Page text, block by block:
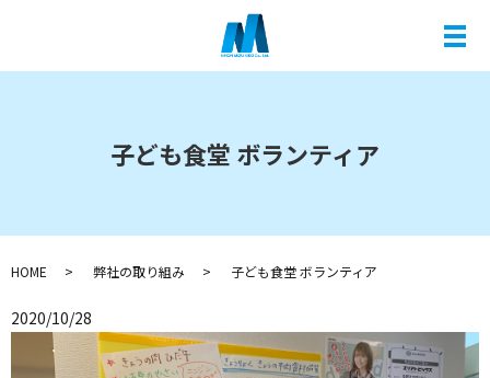
メ
子ども食堂 ボランティア
HOME 弊社の取り組み 子ども食堂 ボランティア
2020/10/28